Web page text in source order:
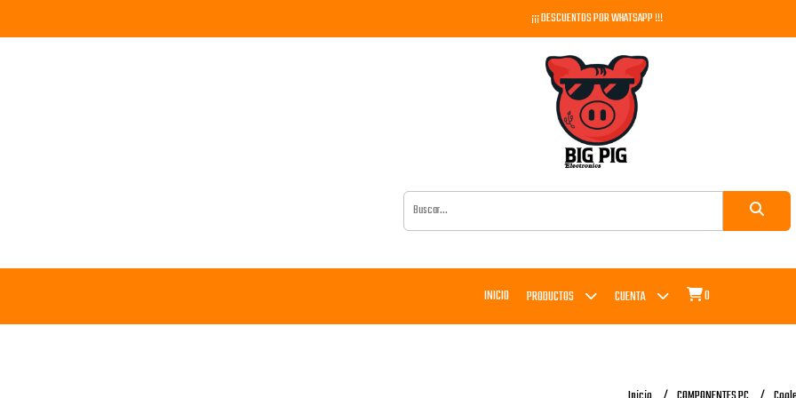
¡¡¡ DESCUENTOS POR WHATSAPP !!!
INICIO PRODUCTOS CUENTA 0